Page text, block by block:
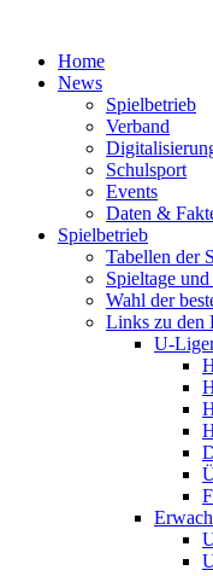
Home
News
Spielbetrieb
Verband
Schulsport
Events
Daten &
Spielbetrieb
Tabellen der
Spieltage
Wahl der
Links zu den
U-